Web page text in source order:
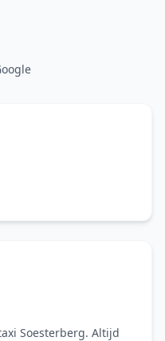
Soesterberg. Altijd